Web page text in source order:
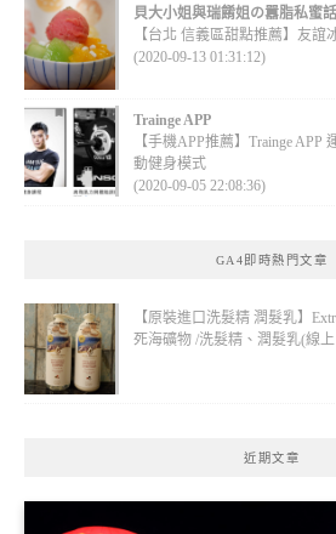
貝大小姐與瑞餚姐の囂脂私蜜
【台北 信義區甜點推薦】友誼
(2020-09-13 01:31:12)
Trainge APP
【手機APP推薦】Trainge APP
動健身模式
(2020-09-05 22:08:36)
GA4即時熱門文章
【原裝進口洗髮精 潤髮乳】
死海礦物 /洗髮精、潤髮乳(線
近期文章